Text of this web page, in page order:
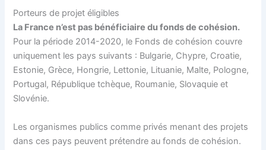
Porteurs de projet éligibles
La France n’est pas bénéficiaire du fonds de cohésion.
Pour la période 2014-2020, le Fonds de cohésion couvre
uniquement les pays suivants : Bulgarie, Chypre, Croatie,
Estonie, Grèce, Hongrie, Lettonie, Lituanie, Malte, Pologne,
Portugal, République tchèque, Roumanie, Slovaquie et
Slovénie.
Les organismes publics comme privés menant des projets
dans ces pays peuvent prétendre au fonds de cohésion.